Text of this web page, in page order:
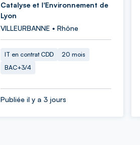
Catalyse et l'Environnement de
Lyon
VILLEURBANNE • Rhône
IT en contrat CDD
20 mois
BAC+3/4
Publiée il y a 3 jours